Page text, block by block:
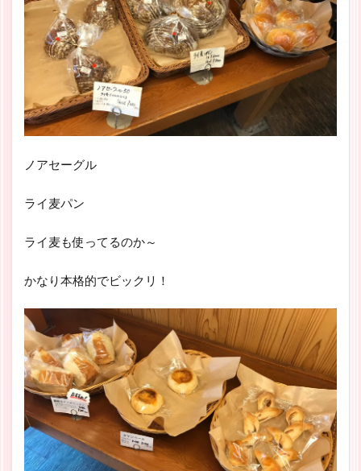
ノアセーグル
ライ麦パン
ライ麦も使ってるのか～
かなり本格的でビックリ！